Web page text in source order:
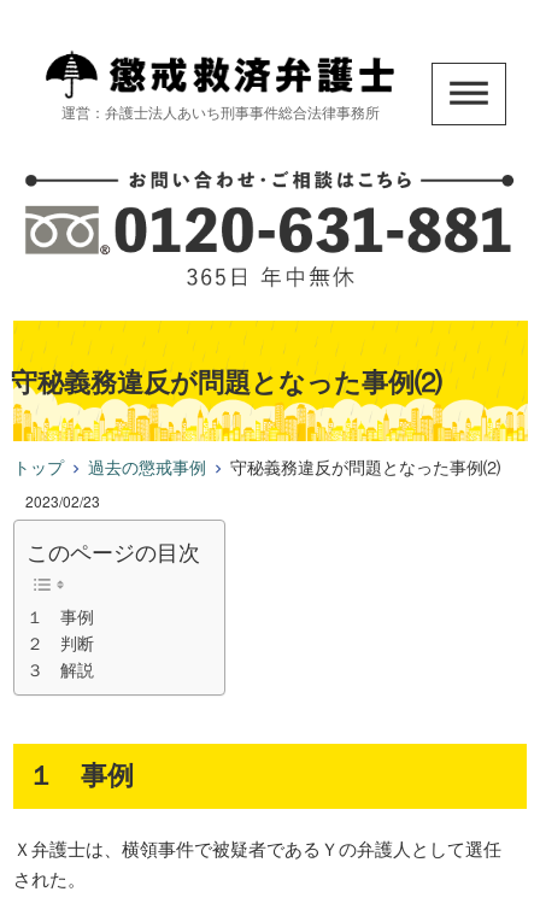
運営：弁護士法人あいち刑事事件総合法律事務所
守秘義務違反が問題となった事例⑵
トップ 過去の懲戒事例 守秘義務違反が問題となった事例⑵
2023/02/23
このページの目次
１ 事例
２ 判断
３ 解説
１ 事例
Ｘ弁護士は、横領事件で被疑者であるＹの弁護人として選任
された。